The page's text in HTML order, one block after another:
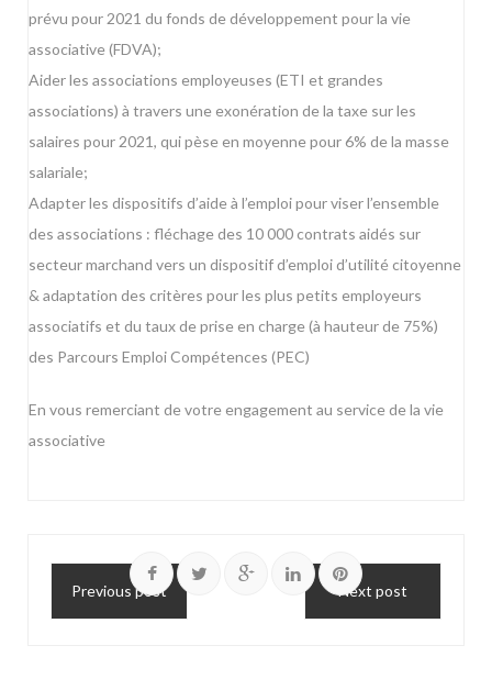
prévu pour 2021 du fonds de développement pour la vie
associative (FDVA);
Aider les associations employeuses (ETI et grandes
associations) à travers une exonération de la taxe sur les
salaires pour 2021, qui pèse en moyenne pour 6% de la masse
salariale;
Adapter les dispositifs d’aide à l’emploi pour viser l’ensemble
des associations : fléchage des 10 000 contrats aidés sur
secteur marchand vers un dispositif d’emploi d’utilité citoyenne
& adaptation des critères pour les plus petits employeurs
associatifs et du taux de prise en charge (à hauteur de 75%)
des Parcours Emploi Compétences (PEC)
En vous remerciant de votre engagement au service de la vie
associative
Previous post Next post